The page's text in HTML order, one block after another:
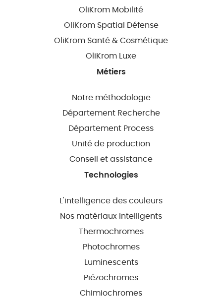
OliKrom Mobilité
OliKrom Spatial Défense
OliKrom Santé & Cosmétique
OliKrom Luxe
Métiers
Notre méthodologie
Département Recherche
Département Process
Unité de production
Conseil et assistance
Technologies
L'intelligence des couleurs
Nos matériaux intelligents
Thermochromes
Photochromes
Luminescents
Piézochromes
Chimiochromes